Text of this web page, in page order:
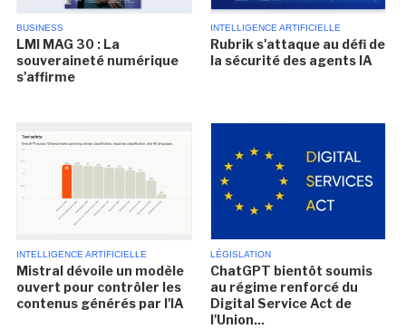
BUSINESS
LMI MAG 30 : La
souveraineté numérique
s'affirme
INTELLIGENCE ARTIFICIELLE
Rubrik s'attaque au défi de
la sécurité des agents IA
INTELLIGENCE ARTIFICIELLE
Mistral dévoile un modèle
ouvert pour contrôler les
contenus générés par l'IA
LÉGISLATION
ChatGPT bientôt soumis
au régime renforcé du
Digital Service Act de
l'Union...